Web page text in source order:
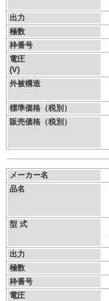
出力
極数
枠番号
電圧
(V)
外被構造
標準価格（税別）
販売価格（税別）
メーカー名
品名
型 式
出力
極数
枠番号
電圧